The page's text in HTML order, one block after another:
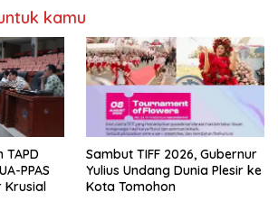
kamu
TAPD
PPAS
Krusial
Sambut TIFF 2026, Gubernur
Yulius Undang Dunia Plesir ke
Kota Tomohon